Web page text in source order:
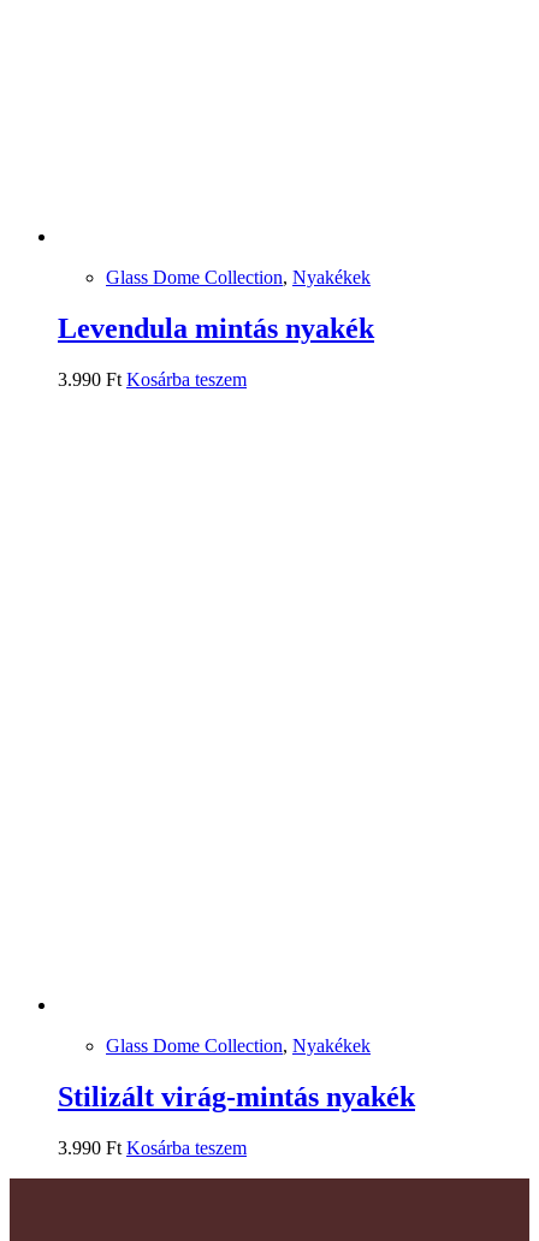
Glass Dome Collection, Nyakékek
Levendula mintás nyakék
3.990 Ft Kosárba teszem
Glass Dome Collection, Nyakékek
Stilizált virág-mintás nyakék
3.990 Ft Kosárba teszem